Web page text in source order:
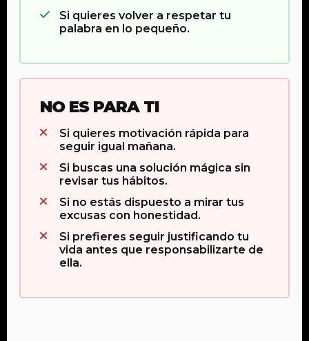
Si quieres volver a respetar tu
palabra en lo pequeño.
NO ES PARA TI
Si quieres motivación rápida para
seguir igual mañana.
Si buscas una solución mágica sin
revisar tus hábitos.
Si no estás dispuesto a mirar tus
excusas con honestidad.
Si prefieres seguir justificando tu
vida antes que responsabilizarte de
ella.